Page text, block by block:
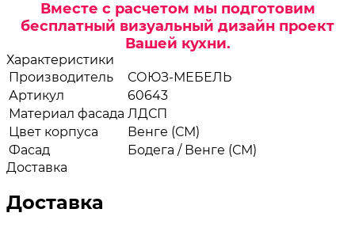
Вместе с расчетом мы подготовим
бесплатный визуальный дизайн проект
Вашей кухни.
Характеристики
Производитель
СОЮЗ-МЕБЕЛЬ
Артикул
60643
Материал фасада ЛДСП
Цвет корпуса
Венге (СМ)
Фасад
Бодега / Венге (СМ)
Доставка
Доставка